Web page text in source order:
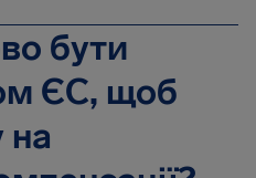
бути
ЄС, щоб
на